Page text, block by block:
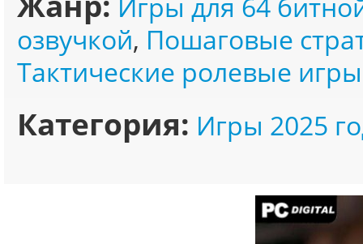
озвучкой, Пошаговые
Тактические ролевые игры
Категория: Игры 2025